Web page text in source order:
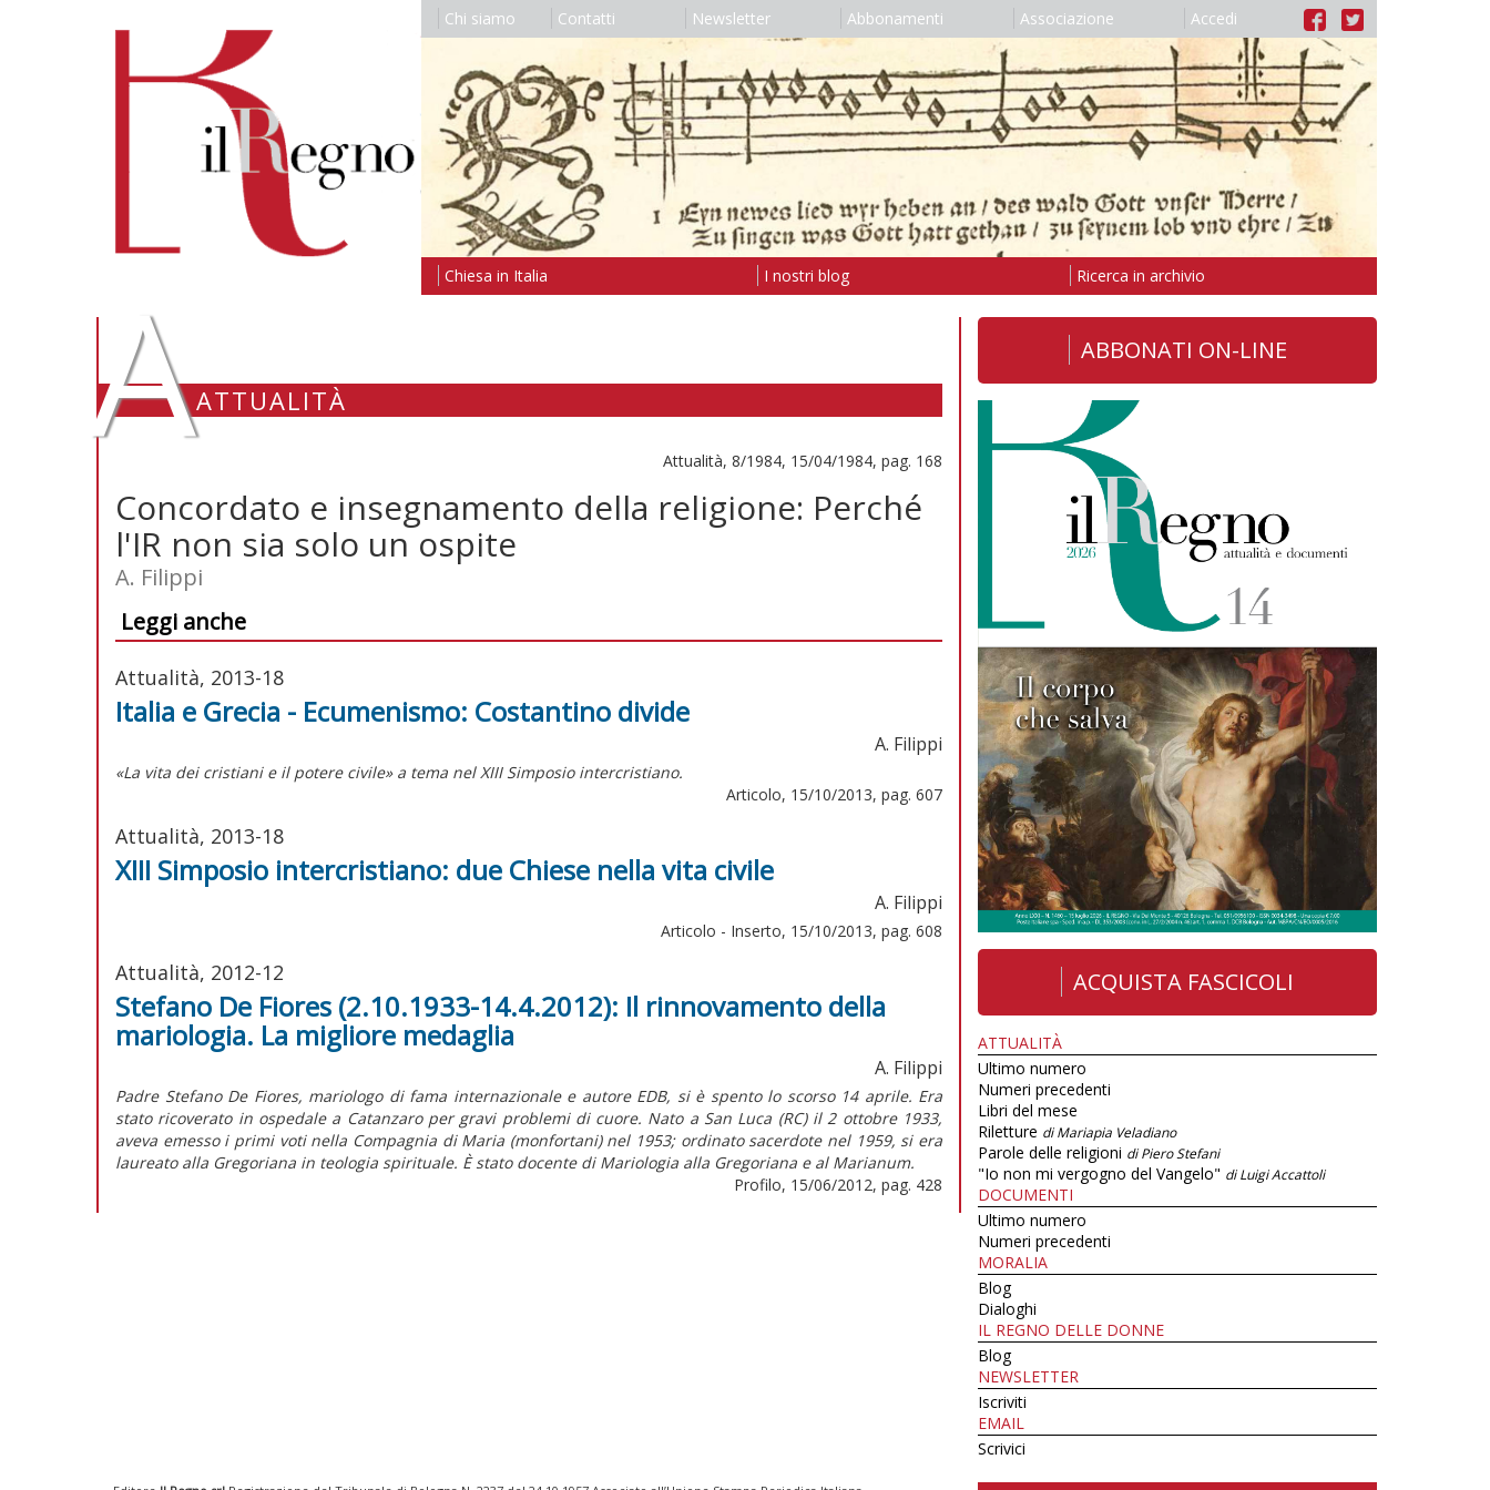
Chi siamo Contatti Newsletter Abbonamenti Associazione Accedi
Chiesa in Italia I nostri blog Ricerca in archivio
AATTUALITÀ
Attualità, 8/1984, 15/04/1984, pag. 168
Concordato e insegnamento della religione: Perché
l'IR non sia solo un ospite
A. Filippi
Leggi anche
Attualità, 2013-18
Italia e Grecia - Ecumenismo: Costantino divide
A. Filippi
«La vita dei cristiani e il potere civile» a tema nel XIII Simposio intercristiano.
Articolo, 15/10/2013, pag. 607
Attualità, 2013-18
XIII Simposio intercristiano: due Chiese nella vita civile
A. Filippi
Articolo - Inserto, 15/10/2013, pag. 608
Attualità, 2012-12
Stefano De Fiores (2.10.1933-14.4.2012): Il rinnovamento della
mariologia. La migliore medaglia
A. Filippi
Padre Stefano De Fiores, mariologo di fama internazionale e autore EDB, si è spento lo scorso 14 aprile. Era
stato ricoverato in ospedale a Catanzaro per gravi problemi di cuore. Nato a San Luca (RC) il 2 ottobre 1933,
aveva emesso i primi voti nella Compagnia di Maria (monfortani) nel 1953; ordinato sacerdote nel 1959, si era
laureato alla Gregoriana in teologia spirituale. È stato docente di Mariologia alla Gregoriana e al Marianum.
Profilo, 15/06/2012, pag. 428
ABBONATI ON-LINE
ACQUISTA FASCICOLI
ATTUALITÀ
Ultimo numero
Numeri precedenti
Libri del mese
Riletture di Mariapia Veladiano
Parole delle religioni di Piero Stefani
"Io non mi vergogno del Vangelo" di Luigi Accattoli
DOCUMENTI
Ultimo numero
Numeri precedenti
MORALIA
Blog
Dialoghi
IL REGNO DELLE DONNE
Blog
NEWSLETTER
Iscriviti
EMAIL
Scrivici